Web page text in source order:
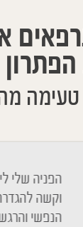
טעימה
הפניה שלי
וקשה להגדרה.
הנפשי והרגשי